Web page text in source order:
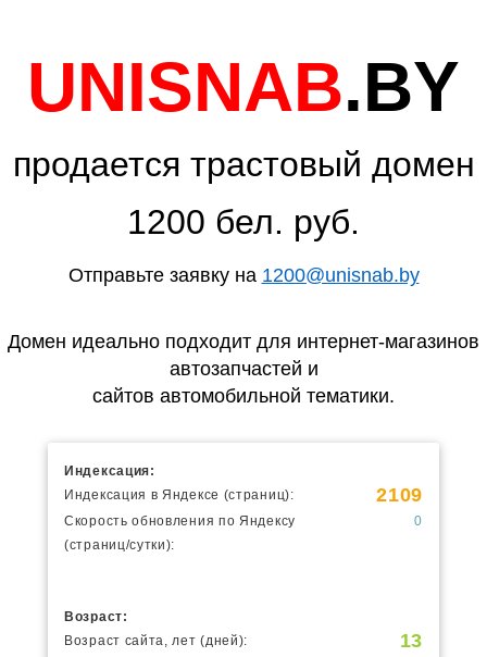
UNISNAB.BY
продается трастовый домен
1200 бел. руб.
Отправьте заявку на 1200@unisnab.by
Домен идеально подходит для интернет-магазинов
автозапчастей и
сайтов автомобильной тематики.
Индексация:
Индексация в Яндексе (страниц):
2109
Скорость обновления по Яндексу
(страниц/сутки):
0
Возраст:
Возраст сайта, лет (дней):
13